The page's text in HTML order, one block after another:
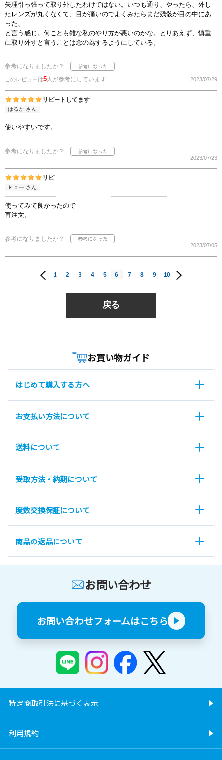
矢理引っ張って取り外したわけではない。いつも通り、やったら、外し
たレンズが丸くなくて、目が痛いのでよくみたらまだ残骸が目の中にあ
った、
と言う感じ。何ごとも雑な私のやり方が悪いのかな。とりあえず、慎重
に取り外すと言うことは念の為するようにしている。
参考になりましたか？
このレビューは5人が参考にしています 2023/07/29
リピートしてます
はるか さん
使いやすいです。
参考になりましたか？
2023/07/23
リピ
ｋｏー さん
使ってみて良かったので
再注文。
参考になりましたか？
2023/07/05
1 2 3 4 5 6 7 8 9 10
戻る
お買い物ガイド
はじめて購入する方へ
お支払い方法について
送料について
受取方法・納期について
度数交換保証について
商品の返品について
お問い合わせ
お問い合わせフォームはこちら
特定商取引法に基づく表示
利用規約